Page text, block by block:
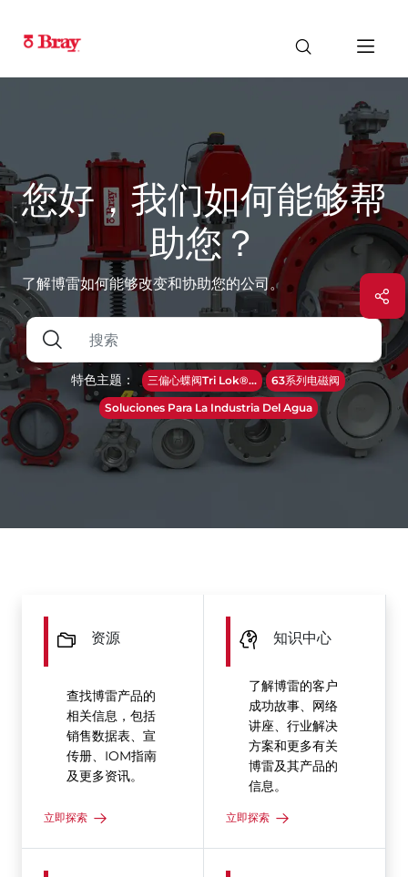
您好，我们如何能够帮
助您？
了解博雷如何能够改变和协助您的公司。
特色主题： 三偏心蝶阀Tri Lok®...
63系列电磁阀
Soluciones Para La Industria Del Agua
资源
查找博雷产品的
相关信息，包括
销售数据表、宣
传册、IOM指南
及更多资讯。
立即探索
知识中心
了解博雷的客户
成功故事、网络
讲座、行业解决
方案和更多有关
博雷及其产品的
信息。
立即探索